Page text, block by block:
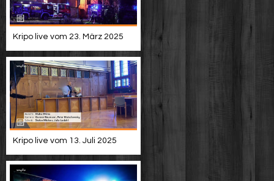
Kripo live vom 23. März 2025
Kripo live vom 13. Juli 2025